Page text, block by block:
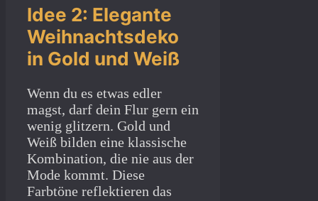
Idee 2: Elegante
Weihnachtsdeko
in Gold und Weiß
Wenn du es etwas edler
magst, darf dein Flur gern ein
wenig glitzern. Gold und
Weiß bilden eine klassische
Kombination, die nie aus der
Mode kommt. Diese
Farbtöne reflektieren das